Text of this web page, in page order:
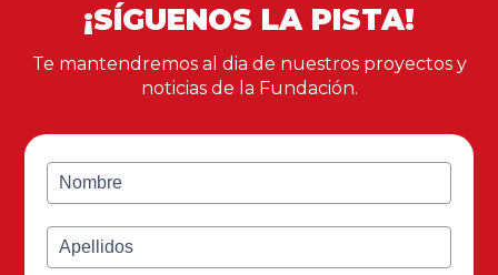
¡SÍGUENOS LA PISTA!
Te mantendremos al dia de nuestros proyectos y
noticias de la Fundación.